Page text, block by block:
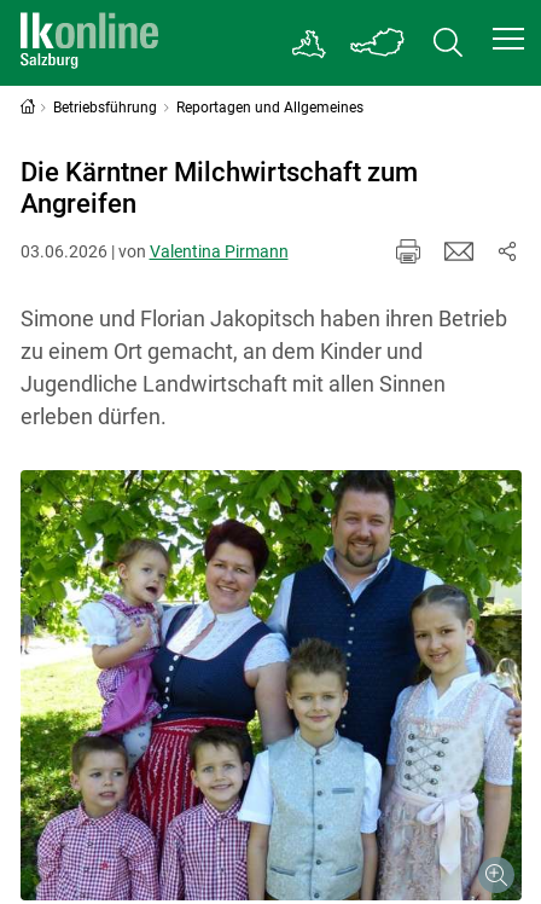
Betriebsführung Reportagen und Allgemeines
Die Kärntner Milchwirtschaft zum
Angreifen
03.06.2026 | von Valentina Pirmann
Simone und Florian Jakopitsch haben ihren Betrieb
zu einem Ort gemacht, an dem Kinder und
Jugendliche Landwirtschaft mit allen Sinnen
erleben dürfen.